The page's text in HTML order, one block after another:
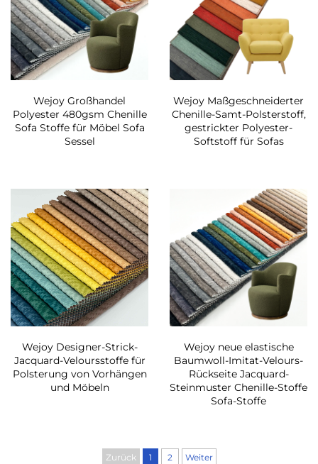
Wejoy Großhandel
Polyester 480gsm Chenille
Sofa Stoffe für Möbel Sofa
Sessel
Wejoy Maßgeschneiderter
Chenille-Samt-Polsterstoff,
gestrickter Polyester-
Softstoff für Sofas
Wejoy Designer-Strick-
Jacquard-Veloursstoffe für
Polsterung von Vorhängen
und Möbeln
Wejoy neue elastische
Baumwoll-Imitat-Velours-
Rückseite Jacquard-
Steinmuster Chenille-Stoffe
Sofa-Stoffe
Zurück 1 2 Weiter